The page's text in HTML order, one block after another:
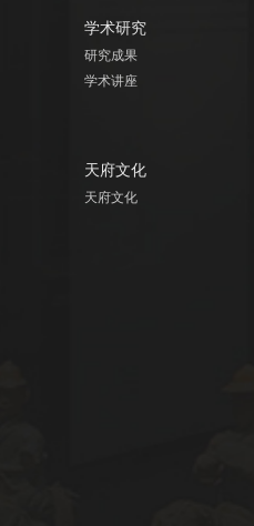
学术研究
研究成果
学术讲座
天府文化
天府文化